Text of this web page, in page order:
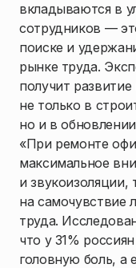
вкладываются в
сотрудников —
поиске и
рынке труда.
получит развитие
не только в
но и в
«При ремонте
максимальное
и звукоизоляции,
на самочувствие
труда.
что у 31%
головную боль, а